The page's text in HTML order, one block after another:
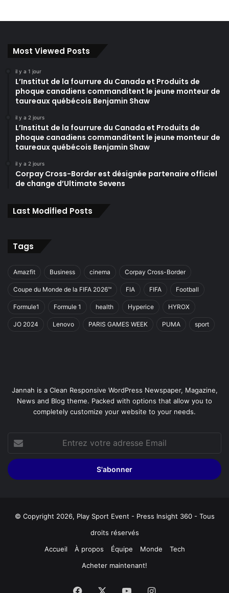
Most Viewed Posts
il y a 1 jour
L’Institut de la fourrure du Canada et Produits de
phoque canadiens commanditent le jeune monteur de
taureaux québécois Benjamin Shaw
il y a 2 jours
L’Institut de la fourrure du Canada et Produits de
phoque canadiens commanditent le jeune monteur de
taureaux québécois Benjamin Shaw
il y a 2 jours
Corpay Cross-Border est désignée partenaire officiel
de change d’Ultimate Sevens
Last Modified Posts
Tags
Amazfit Business cinema Corpay Cross-Border
Coupe du Monde de la FIFA 2026™ FIA FIFA Football
Formule1 Formule 1 health Hyperice HYROX
JO 2024 Lenovo PARIS GAMES WEEK PUMA sport
Jannah is a Clean Responsive WordPress Newspaper, Magazine,
News and Blog theme. Packed with options that allow you to
completely customize your website to your needs.
votre
adresse
Email
© Copyright 2026, Play Sport Event - Press Insight 360 - Tous
droits réservés
Accueil
À propos Équipe Monde
Tech
Acheter maintenant!
Facebook YouTubeInstagram